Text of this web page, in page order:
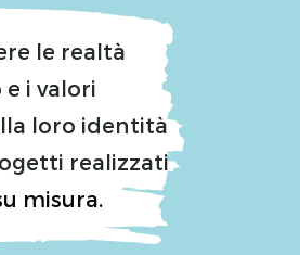
le realtà
i valori
loro identità
realizzati
misura.